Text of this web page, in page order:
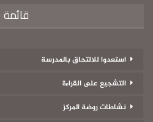
قائمة
استعدوا للالتحاق بالمدرسة
التشجيع على القراءة
نشاطات روضة المركز